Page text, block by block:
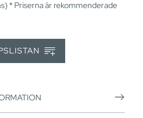
* Priserna är rekommenderade